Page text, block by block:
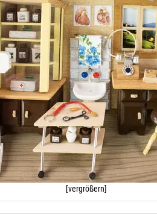
[vergrößern]